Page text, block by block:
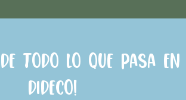
todo lo que pasa en
Dideco!